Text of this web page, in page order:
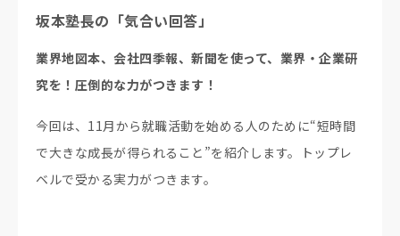
坂本塾長の「気合い回答」
業界地図本、会社四季報、新聞を使って、業界・企業研
究を！圧倒的な力がつきます！
今回は、11月から就職活動を始める人のために“短時間
で大きな成長が得られること”を紹介します。トップレ
ベルで受かる実力がつきます。